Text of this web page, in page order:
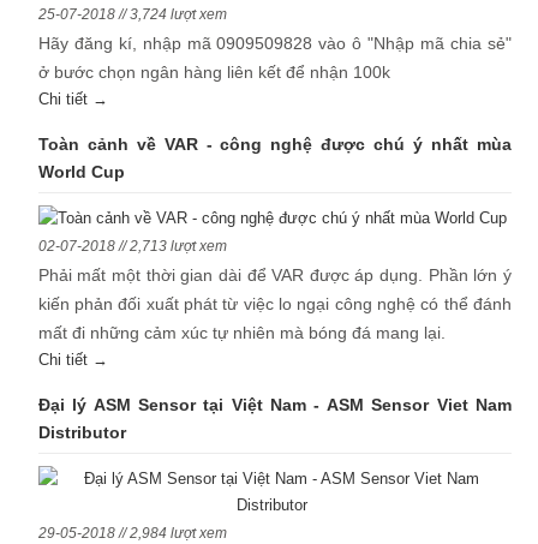
25-07-2018 // 3,724 lượt xem
Hãy đăng kí, nhập mã 0909509828 vào ô "Nhập mã chia sẻ"
ở bước chọn ngân hàng liên kết để nhận 100k
Chi tiết →
Toàn cảnh về VAR - công nghệ được chú ý nhất mùa
World Cup
02-07-2018 // 2,713 lượt xem
Phải mất một thời gian dài để VAR được áp dụng. Phần lớn ý
kiến phản đối xuất phát từ việc lo ngại công nghệ có thể đánh
mất đi những cảm xúc tự nhiên mà bóng đá mang lại.
Chi tiết →
Đại lý ASM Sensor tại Việt Nam - ASM Sensor Viet Nam
Distributor
29-05-2018 // 2,984 lượt xem